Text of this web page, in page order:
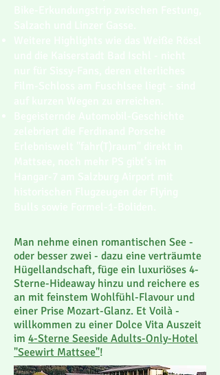
Man nehme einen romantischen See -
oder besser zwei - dazu eine verträumte
Hügellandschaft, füge ein luxuriöses 4-
Sterne-Hideaway hinzu und reichere es
an mit feinstem Wohlfühl-Flavour und
einer Prise Mozart-Glanz. Et Voilà -
willkommen zu einer Dolce Vita Auszeit
im 4-Sterne Seeside Adults-Only-Hotel
"Seewirt Mattsee"!